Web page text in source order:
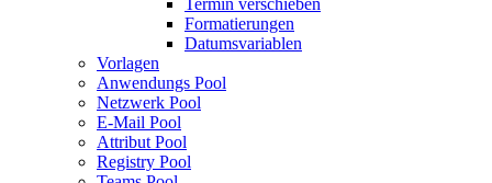
Termin verschieben
Formatierungen
Datumsvariablen
Vorlagen
Anwendungs Pool
Netzwerk Pool
E-Mail Pool
Attribut Pool
Registry Pool